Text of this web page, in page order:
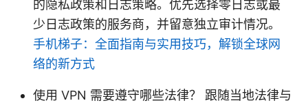
的隐私政策和日志策略。优先选择零日志或最
少日志政策的服务商，并留意独立审计情况。
手机梯子：全面指南与实用技巧，解锁全球网
络的新方式
使用 VPN 需要遵守哪些法律？ 跟随当地法律与